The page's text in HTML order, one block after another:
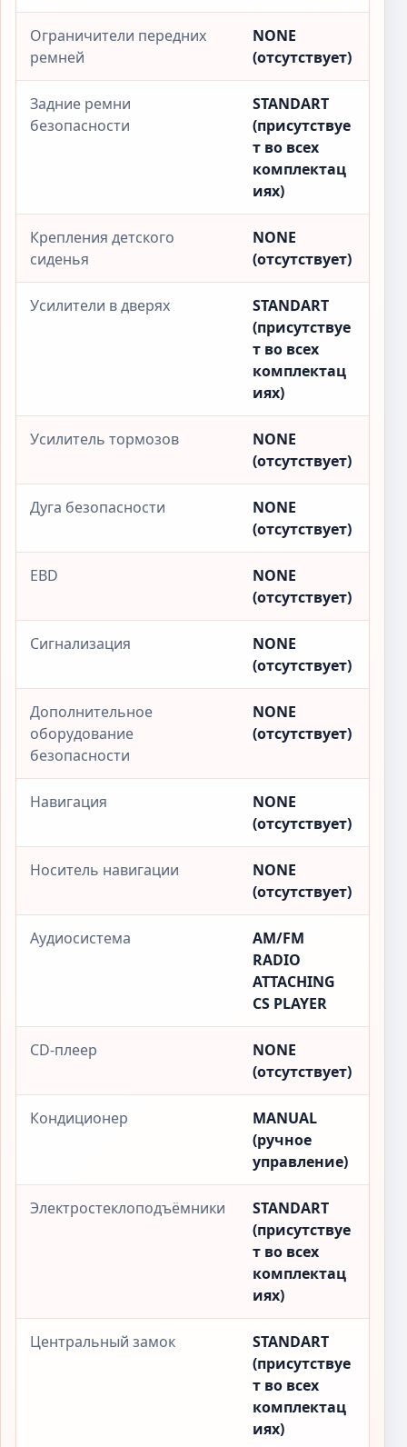
Ограничители передних
ремней
NONE
(отсутствует)
Задние ремни
безопасности
STANDART
(присутствуе
т во всех
комплектац
иях)
Крепления детского
сиденья
NONE
(отсутствует)
Усилители в дверях
STANDART
(присутствуе
т во всех
комплектац
иях)
Усилитель тормозов
NONE
(отсутствует)
Дуга безопасности
NONE
(отсутствует)
EBD
NONE
(отсутствует)
Сигнализация
NONE
(отсутствует)
Дополнительное
оборудование
безопасности
NONE
(отсутствует)
Навигация
NONE
(отсутствует)
Носитель навигации
NONE
(отсутствует)
Аудиосистема
AM/FM
RADIO
ATTACHING
CS PLAYER
CD-плеер
NONE
(отсутствует)
Кондиционер
MANUAL
(ручное
управление)
Электростеклоподъёмники
STANDART
(присутствуе
т во всех
комплектац
иях)
Центральный замок
STANDART
(присутствуе
т во всех
комплектац
иях)